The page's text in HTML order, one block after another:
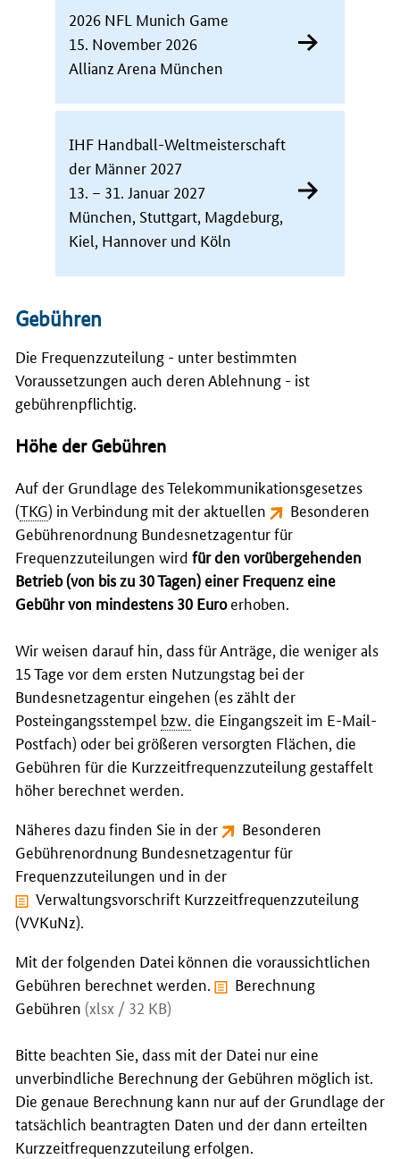
2026 NFL Munich Game
15. November 2026
Allianz Arena München
IHF Handball-Weltmeisterschaft
der Männer 2027
13. – 31. Januar 2027
München, Stuttgart, Magdeburg,
Kiel, Hannover und Köln
Gebühren
Die Frequenzzuteilung - unter bestimmten
Voraussetzungen auch deren Ablehnung - ist
gebührenpflichtig.
Höhe der Gebühren
Auf der Grundlage des Telekommunikationsgesetzes
(TKG) in Verbindung mit der aktuellen
Besonderen
Gebührenordnung Bundesnetzagentur für
Frequenzzuteilungen wird für den vorübergehenden
Betrieb (von bis zu 30 Tagen) einer Frequenz eine
Gebühr von mindestens 30 Euroerhoben.
Wir weisen darauf hin, dass für Anträge, die weniger als
15 Tage vor dem ersten Nutzungstag bei der
Bundesnetzagentur eingehen (es zählt der
Posteingangsstempel bzw. die Eingangszeit im E-Mail-
Postfach) oder bei größeren versorgten Flächen, die
Gebühren für die Kurzzeitfrequenzzuteilung gestaffelt
höher berechnet werden.
Näheres dazu finden Sie in der
Besonderen
Gebührenordnung Bundesnetzagentur für
Frequenzzuteilungen und in der
Verwaltungsvorschrift Kurzzeitfrequenzzuteilung
(VVKuNz).
Mit der folgenden Datei können die voraussichtlichen
Gebühren berechnet werden.
Berechnung
Gebühren (xlsx / 32 KB)
Bitte beachten Sie, dass mit der Datei nur eine
unverbindliche Berechnung der Gebühren möglich ist.
Die genaue Berechnung kann nur auf der Grundlage der
tatsächlich beantragten Daten und der dann erteilten
Kurzzeitfrequenzzuteilung erfolgen.